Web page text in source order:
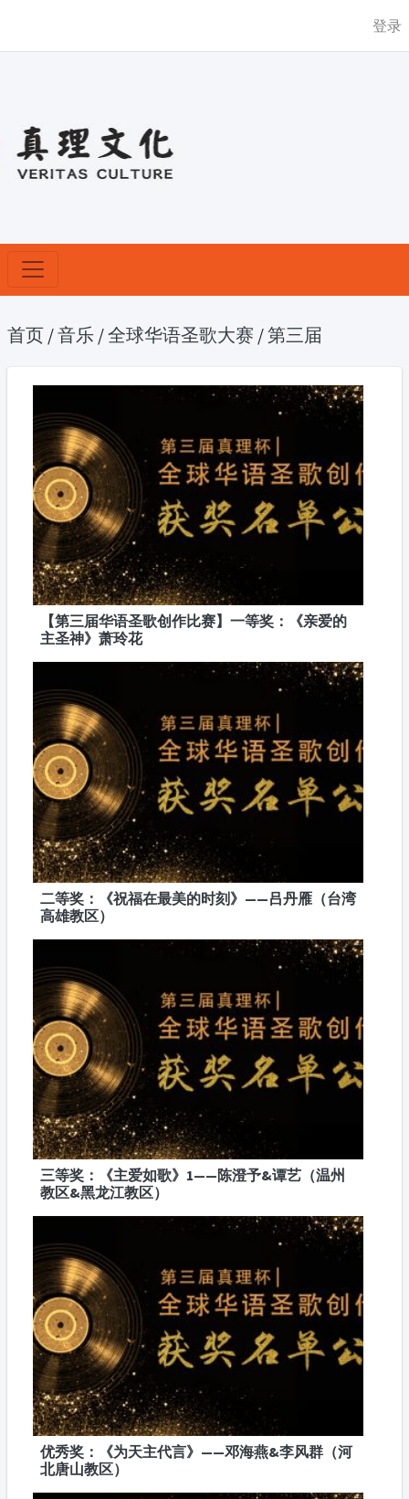
登录
首页 /音乐 /全球华语圣歌大赛 /第三届
【第三届华语圣歌创作比赛】一等奖：《亲爱的
主圣神》萧玲花
二等奖：《祝福在最美的时刻》——吕丹雁（台湾
高雄教区）
三等奖：《主爱如歌》1——陈澄予&谭艺（温州
教区&黑龙江教区）
优秀奖：《为天主代言》——邓海燕&李风群（河
北唐山教区）